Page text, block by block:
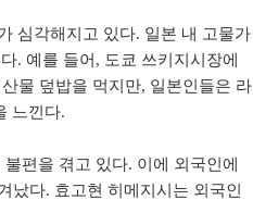
심각해지고 있다. 일본 내 고물가
. 예를 들어, 도쿄 쓰키지시장에
물 덮밥을 먹지만, 일본인들은 라
느낀다.
편을 겪고 있다. 이에 외국인에
났다. 효고현 히메지시는 외국인